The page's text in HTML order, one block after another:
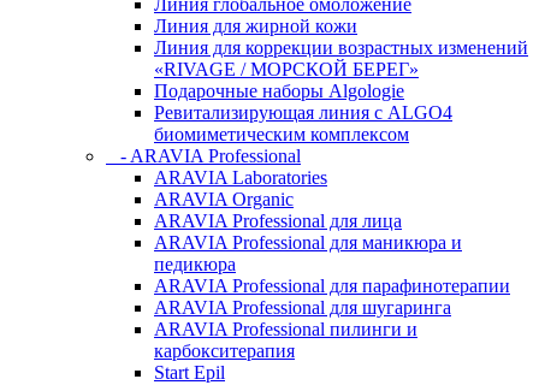
Линия глобальное омоложение
Линия для жирной кожи
Линия для коррекции возрастных изменений
«RIVAGE / МОРСКОЙ БЕРЕГ»
Подарочные наборы Algologie
Ревитализирующая линия с ALGO4
биомиметическим комплексом
- ARAVIA Professional
ARAVIA Laboratories
ARAVIA Organic
ARAVIA Professional для лица
ARAVIA Professional для маникюра и
педикюра
ARAVIA Professional для парафинотерапии
ARAVIA Professional для шугаринга
ARAVIA Professional пилинги и
карбокситерапия
Start Epil